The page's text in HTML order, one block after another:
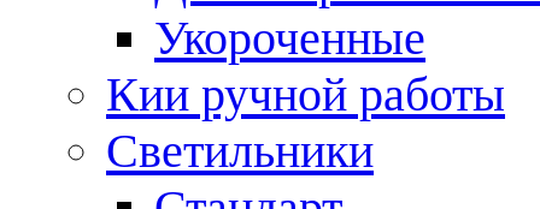
Укороченные
Кии ручной работы
Светильники